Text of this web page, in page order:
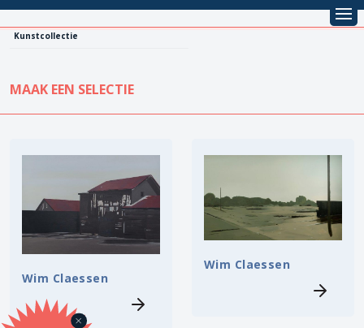
Kunstcollectie
MAAK EEN SELECTIE
KUNSTCOLLECTIE
Alle kunstwerken
Vestiging
Onderwerp
Wim Claessen
Wim Claessen